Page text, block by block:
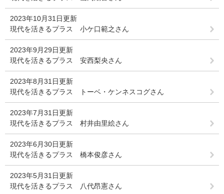
2023年10月31日更新
現代を活きるプラス 小ケ口範之さん
2023年9月29日更新
現代を活きるプラス 安西梨央さん
2023年8月31日更新
現代を活きるプラス トーベ・ケンネスコグさん
2023年7月31日更新
現代を活きるプラス 村井由里絵さん
2023年6月30日更新
現代を活きるプラス 橋本俊彦さん
2023年5月31日更新
現代を活きるプラス 八代昂憲さん